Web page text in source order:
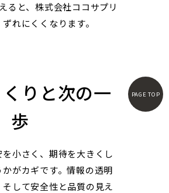
ると、株式会社ココサプリ
れにくくなります。
りと次の一
歩
小さく、期待を大きくし
がカギです。情報の透明
して安全性と品質の見え
PAGE TOP